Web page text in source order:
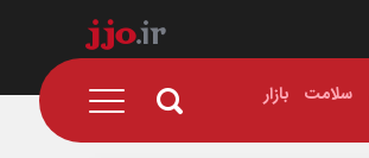
سلامت بازار